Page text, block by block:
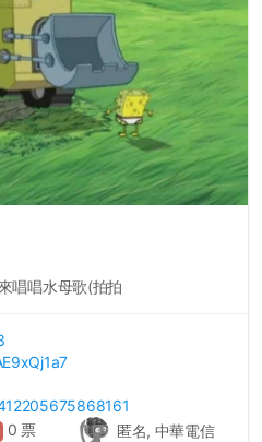
唱唱水母歌(拍拍
匿名, 中華電信
0 票